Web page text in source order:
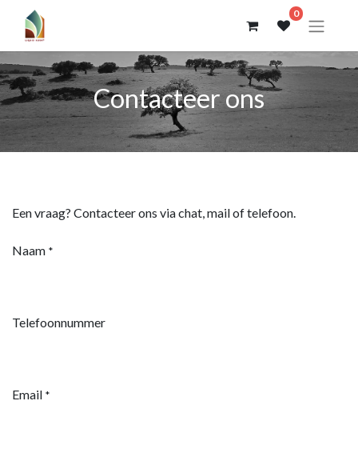
0
Contacteer ons
Een vraag? Contacteer ons via chat, mail of telefoon.
Naam *
Telefoonnummer
Email *